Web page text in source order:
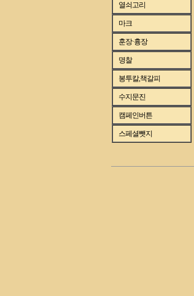
열쇠고리
마크
훈장·흉장
명찰
봉투칼,책갈피
수지문진
캠페인버튼
스페셜뺏지